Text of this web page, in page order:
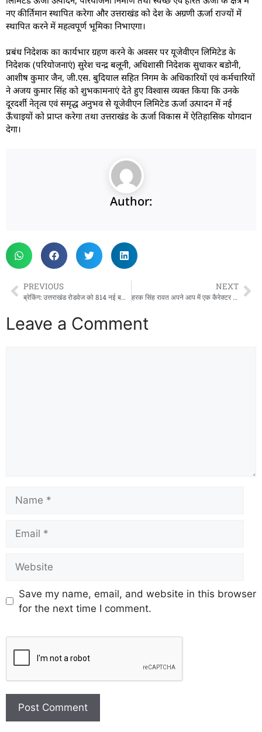
नए कीर्तिमान स्थापित करेगा और उत्तराखंड को देश के अग्रणी ऊर्जा राज्यों में
स्थापित करने में महत्वपूर्ण भूमिका निभाएगा।
प्रबंध निदेशक का कार्यभार ग्रहण करने के अवसर पर यूजेवीएन लिमिटेड के
निदेशक (परियोजनाएं) सुरेश चन्द्र बलूनी, अधिशासी निदेशक सुधाकर बडोनी,
आशीष कुमार जैन, जी.एस. बुदियाल सहित निगम के अधिकारियों एवं कर्मचारियों
ने अजय कुमार सिंह को शुभकामनाएं देते हुए विश्वास व्यक्त किया कि उनके
दूरदर्शी नेतृत्व एवं समृद्ध अनुभव से यूजेवीएन लिमिटेड ऊर्जा उत्पादन में नई
ऊँचाइयों को प्राप्त करेगा तथा उत्तराखंड के ऊर्जा विकास में ऐतिहासिक योगदान
देगा।
Author:
PREVIOUS
ब्रेकिंग: उत्तराखंड रोडवेज को 814 नई बसों की सौगात, दो महीने से वेतन न मिलने पर कर्मचारियों का धरना
NEXT
हरक सिंह रावत अपने आप में एक कैरेक्टर हैं, उनके कैरेक्टर की पीएचडी है… चुनाव में करेंगे पोस्टमार्टम
Leave a Comment
Save my name, email, and website in this browser
for the next time I comment.